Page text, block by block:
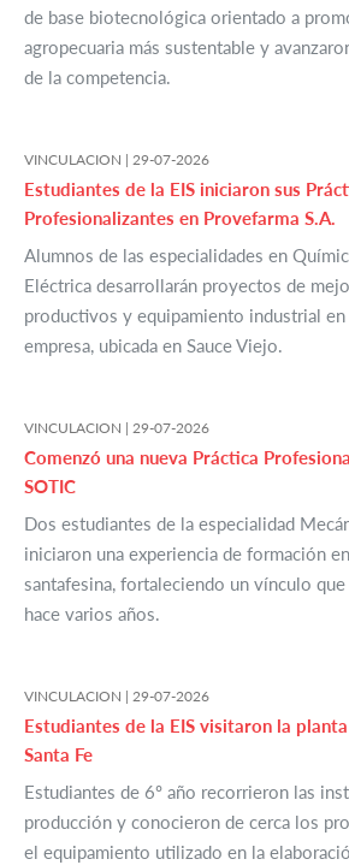
de base biotecnológica orientado a
agropecuaria más sustentable y
de la competencia.
VINCULACION | 29-07-2026
Estudiantes de la EIS iniciaron sus
Profesionalizantes en Provefarma S.A.
Alumnos de las especialidades en
Eléctrica desarrollarán proyectos de
productivos y equipamiento industrial en
empresa, ubicada en Sauce Viejo.
VINCULACION | 29-07-2026
Comenzó una nueva Práctica
SOTIC
Dos estudiantes de la especialidad
iniciaron una experiencia de formación
santafesina, fortaleciendo un vínculo
hace varios años.
VINCULACION | 29-07-2026
Estudiantes de la EIS visitaron la
Santa Fe
Estudiantes de 6º año recorrieron las
producción y conocieron de cerca los
el equipamiento utilizado en la